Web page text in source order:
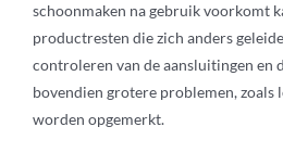
schoonmaken na gebruik voorkomt
productresten die zich anders
controleren van de aansluitingen en
bovendien grotere problemen, zoals
worden opgemerkt.